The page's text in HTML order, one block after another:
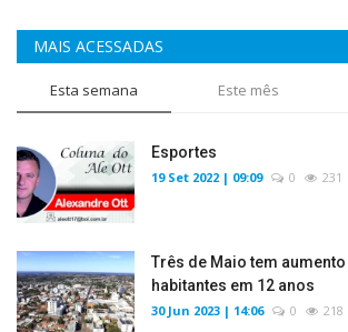
MAIS ACESSADAS
Esta semana Este mês
Esportes
19 Set 2022 | 09:09 0 231
Três de Maio tem
habitantes em 12 anos
30 Jun 2023 | 14:06 0 218